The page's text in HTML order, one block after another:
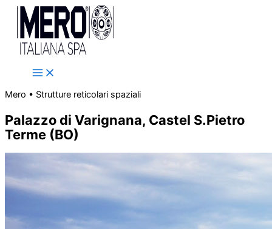
contenuto
Mero • Strutture reticolari spaziali
Palazzo di Varignana, Castel S.Pietro
Terme (BO)